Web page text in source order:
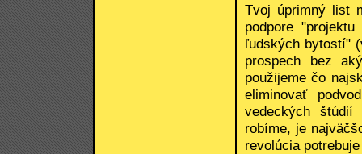
Tvoj úprimný list
podpore
ľudských bytostí"
prospech bez
použijeme čo
eliminovať
vedeckých
robíme, je
revolúcia